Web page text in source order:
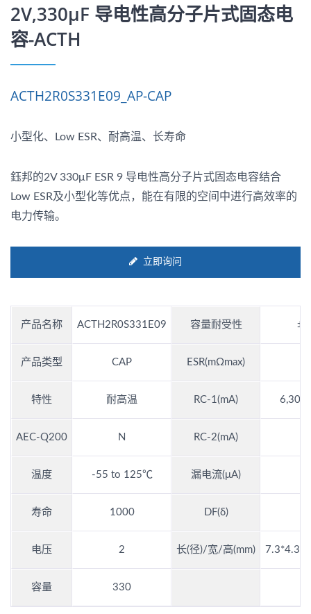
2V,330μF 导电性高分子片式固态电
容-ACTH
ACTH2R0S331E09_AP-CAP
小型化、Low ESR、耐高温、长寿命
鈺邦的2V 330μF ESR 9 导电性高分子片式固态电容结合
Low ESR及小型化等优点，能在有限的空间中进行高效率的
电力传输。
立即询问
产品名称 ACTH2R0S331E09 容量耐受性
产品类型 CAP ESR(mΩmax)
特性 耐高温 RC-1(mA)
AEC-Q200 N RC-2(mA)
温度 -55 to 125℃ 漏电流(μA)
寿命 1000 DF(δ)
电压 2 长(径)/宽/高(mm)
容量 330